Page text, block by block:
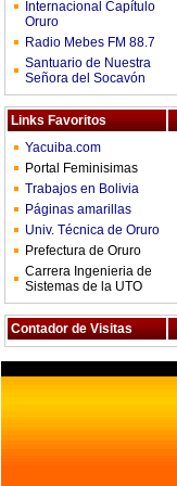
Internacional Capítulo
Oruro
Radio Mebes FM 88.7
Santuario de Nuestra
Señora del Socavón
Links Favoritos
Yacuiba.com
Portal Feminisimas
Trabajos en Bolivia
Páginas amarillas
Univ. Técnica de Oruro
Prefectura de Oruro
Carrera Ingenieria de
Sistemas de la UTO
Contador de Visitas